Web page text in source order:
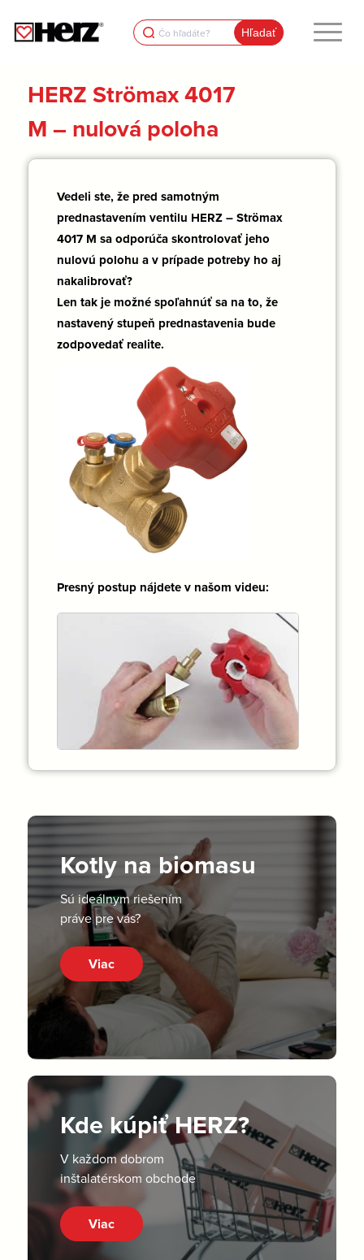
Search
for:
HERZ Strömax 4017
M – nulová poloha
Vedeli ste, že pred samotným
prednastavením ventilu HERZ – Strömax
4017 M sa odporúča skontrolovať jeho
nulovú polohu a v prípade potreby ho aj
nakalibrovať?
Len tak je možné spoľahnúť sa na to, že
nastavený stupeň prednastavenia bude
zodpovedať realite.
Presný postup nájdete v našom videu:
►
Kotly na biomasu
Sú ideálnym riešením
práve pre vás?
Viac
Kde kúpiť HERZ?
V každom dobrom
inštalatérskom obchode
Viac